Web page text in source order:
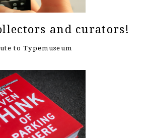
and curators!
to Typemuseum